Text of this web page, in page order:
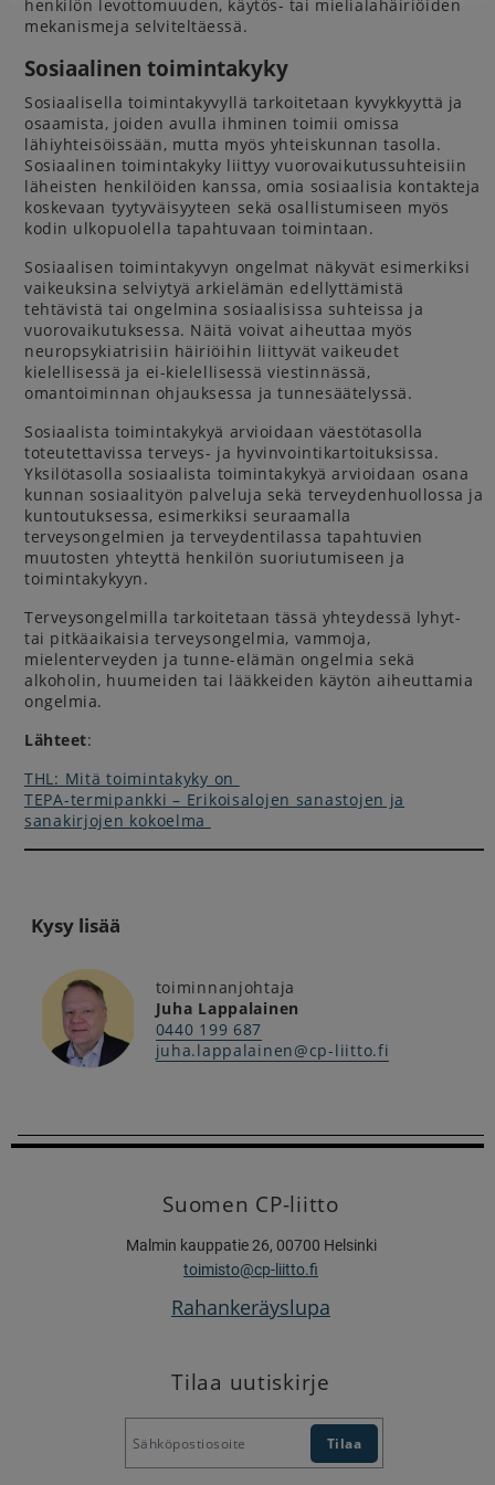
henkilön levottomuuden, käytös- tai mielialahäiriöiden
mekanismeja selviteltäessä.
Sosiaalinen toimintakyky
Sosiaalisella toimintakyvyllä tarkoitetaan kyvykkyyttä ja
osaamista, joiden avulla ihminen toimii omissa
lähiyhteisöissään, mutta myös yhteiskunnan tasolla.
Sosiaalinen toimintakyky liittyy vuorovaikutussuhteisiin
läheisten henkilöiden kanssa, omia sosiaalisia kontakteja
koskevaan tyytyväisyyteen sekä osallistumiseen myös
kodin ulkopuolella tapahtuvaan toimintaan.
Sosiaalisen toimintakyvyn ongelmat näkyvät esimerkiksi
vaikeuksina selviytyä arkielämän edellyttämistä
tehtävistä tai ongelmina sosiaalisissa suhteissa ja
vuorovaikutuksessa. Näitä voivat aiheuttaa myös
neuropsykiatrisiin häiriöihin liittyvät vaikeudet
kielellisessä ja ei-kielellisessä viestinnässä,
omantoiminnan ohjauksessa ja tunnesäätelyssä.
Sosiaalista toimintakykyä arvioidaan väestötasolla
toteutettavissa terveys- ja hyvinvointikartoituksissa.
Yksilötasolla sosiaalista toimintakykyä arvioidaan osana
kunnan sosiaalityön palveluja sekä terveydenhuollossa ja
kuntoutuksessa, esimerkiksi seuraamalla
terveysongelmien ja terveydentilassa tapahtuvien
muutosten yhteyttä henkilön suoriutumiseen ja
toimintakykyyn.
Terveysongelmilla tarkoitetaan tässä yhteydessä lyhyt-
tai pitkäaikaisia terveysongelmia, vammoja,
mielenterveyden ja tunne-elämän ongelmia sekä
alkoholin, huumeiden tai lääkkeiden käytön aiheuttamia
ongelmia.
Lähteet:
THL: Mitä toimintakyky on
TEPA-termipankki – Erikoisalojen sanastojen ja
sanakirjojen kokoelma
Kysy lisää
toiminnanjohtaja
Juha Lappalainen
0440 199 687
juha.lappalainen@cp-liitto.fi
Suomen CP-liitto
Malmin kauppatie 26, 00700 Helsinki
toimisto@cp-liitto.fi
Rahankeräyslupa
Tilaa uutiskirje